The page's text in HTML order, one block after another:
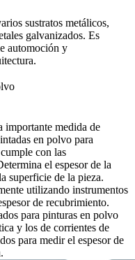
sustratos metálicos,
galvanizados. Es
automoción y
importante medida de
en polvo para
con las
el espesor de la
superficie de la pieza.
utilizando instrumentos
de recubrimiento.
para pinturas en polvo
y los de corrientes de
para medir el espesor de